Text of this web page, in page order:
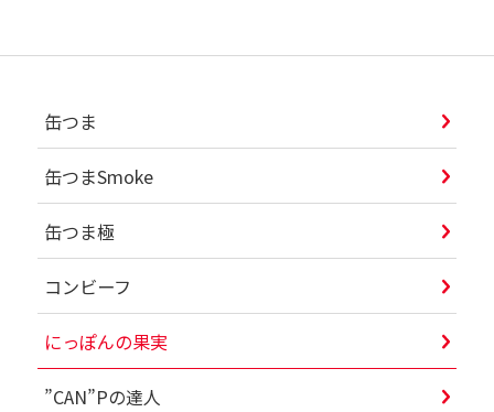
缶つま
缶つまSmoke
缶つま極
コンビーフ
にっぽんの果実
”CAN”Pの達人